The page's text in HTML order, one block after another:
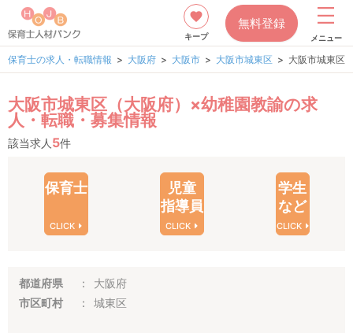
キープ
無料登録
メニュー
保育士の求人・転職情報 大阪府 大阪市 大阪市城東区 大阪市城東区
大阪市城東区（大阪府）×幼稚園教諭の求
人・転職・募集情報
該当求人 5件
保育士
CLICK
児童
指導員
CLICK
学生
など
CLICK
都道府県
大阪府
市区町村
城東区